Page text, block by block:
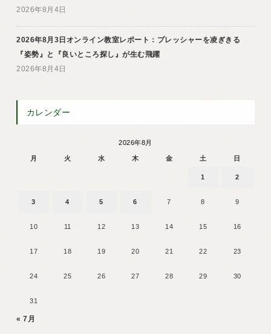
2026年8月4日
2026年8月3日オンライン教室レポート：プレッシャーを凌ぎきる
『姿勢』と『良いところ探し』が生む飛躍
2026年8月4日
カレンダー
2026年8月
月 火 水 木 金 土 日
1 2
3 4 5 6 7 8 9
10 11 12 13 14 15 16
17 18 19 20 21 22 23
24 25 26 27 28 29 30
31
« 7月